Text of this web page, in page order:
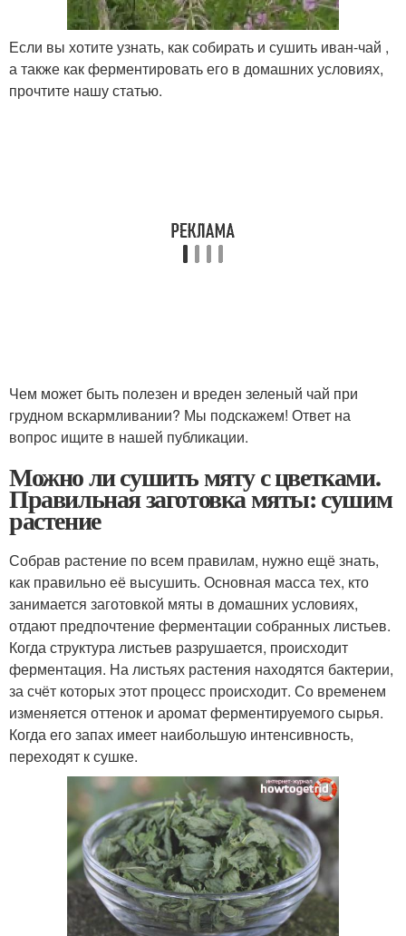
Если вы хотите узнать, как собирать и сушить иван-чай ,
а также как ферментировать его в домашних условиях,
прочтите нашу статью.
Чем может быть полезен и вреден зеленый чай при
грудном вскармливании? Мы подскажем! Ответ на
вопрос ищите в нашей публикации.
Можно ли сушить мяту с цветками.
Правильная заготовка мяты: сушим
растение
Собрав растение по всем правилам, нужно ещё знать,
как правильно её высушить. Основная масса тех, кто
занимается заготовкой мяты в домашних условиях,
отдают предпочтение ферментации собранных листьев.
Когда структура листьев разрушается, происходит
ферментация. На листьях растения находятся бактерии,
за счёт которых этот процесс происходит. Со временем
изменяется оттенок и аромат ферментируемого сырья.
Когда его запах имеет наибольшую интенсивность,
переходят к сушке.